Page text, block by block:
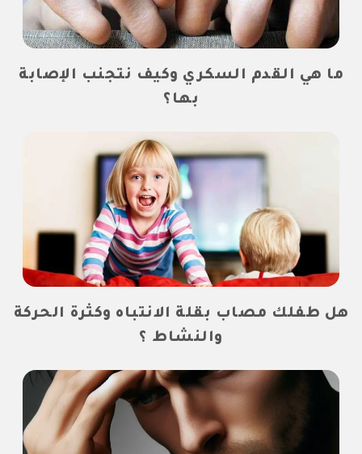
ما هي القدم السكري وكيف نتجنب الإصابة
بها؟
هل طفلك مصاب بقلة الانتباه وكثرة الحركة
والنشاط ؟